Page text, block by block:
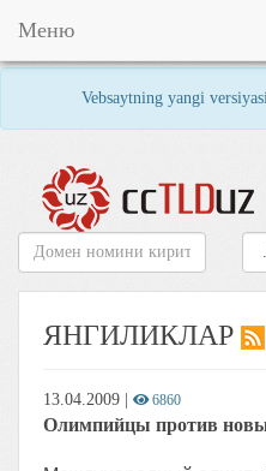
Vebsaytning yangi
Меню
ЯНГИЛИКЛАР
13.04.2009 6860
Олимпийцы против